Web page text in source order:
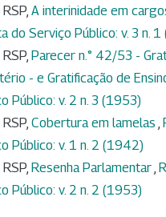
A interinidade em
do Serviço Público: v. 3 n.
Parecer n.° 42/53 -
- e Gratificação de
Público: v. 2 n. 3 (1953)
Cobertura em lamelas ,
Público: v. 1 n. 2 (1942)
Resenha Parlamentar,
Público: v. 2 n. 2 (1953)